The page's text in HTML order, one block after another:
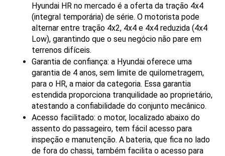
Hyundai HR no mercado é a oferta da tração 4x4
(integral temporária) de série. O motorista pode
alternar entre tração 4x2, 4x4 e 4x4 reduzida (4x4
Low), garantindo que o seu negócio não pare em
terrenos difíceis.
Garantia de confiança: a Hyundai oferece uma
garantia de 4 anos, sem limite de quilometragem,
para o HR, a maior da categoria. Essa garantia
estendida proporciona tranquilidade ao proprietário,
atestando a confiabilidade do conjunto mecânico.
Acesso facilitado: o motor, localizado abaixo do
assento do passageiro, tem fácil acesso para
inspeção e manutenção. A bateria, que fica no lado
de fora do chassi, também facilita o acesso para